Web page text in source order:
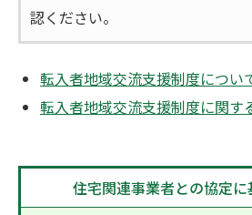
認ください。
転入者地域交流支援制度につい
転入者地域交流支援制度に関す
住宅関連事業者との協定